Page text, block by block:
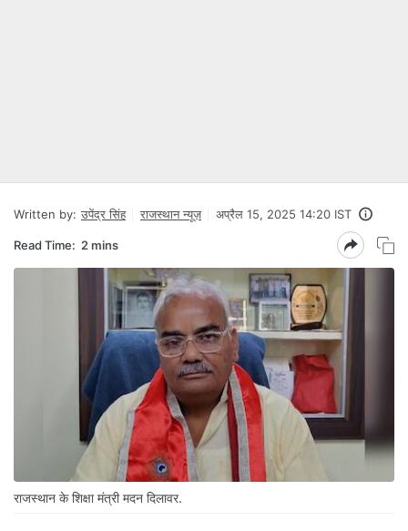
Written by: उपेंद्र सिंह राजस्थान न्यूज़ अप्रैल 15, 2025 14:20 IST
Read Time: 2 mins
राजस्‍थान के श‍िक्षा मंत्री मदन द‍िलावर.